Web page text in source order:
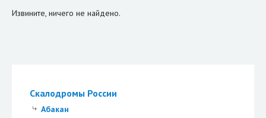
Скалодромы России
Абакан
Извините, ничего не найдено.